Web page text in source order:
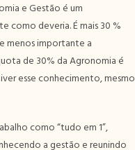
e Gestão é um
como deveria. É mais 30 %
menos importante a
de 30% da Agronomia é
esse conhecimento, mesmo
como “tudo em 1”,
a gestão e reunindo